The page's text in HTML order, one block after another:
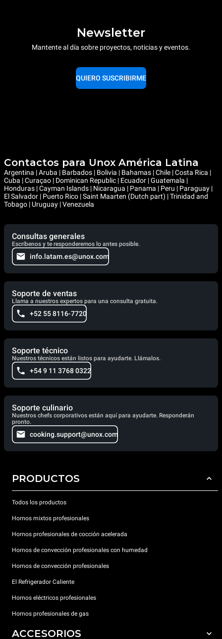
Newsletter
Mantente al día sobre proyectos, noticias y eventos.
QUIERO SUSCRIBIRME
Contactos para Unox América Latina
Argentina | Aruba | Barbados | Bolivia | Bahamas | Chile | Costa Rica |
Cuba | Curaçao | Dominican Republic | Ecuador | Guatemala |
Honduras | Cayman Islands | Nicaragua | Panama | Peru | Paraguay |
El Salvador | Puerto Rico | Saint Maarten (Dutch part) | Trinidad and
Tobago | Uruguay | Venezuela
Consultas generales
Escríbenos y te responderemos lo antes posible.
info.latam.es@unox.com
Soporte de ventas
Llama a nuestros expertos para una consulta gratuita.
+52 55 8116-7720
Soporte técnico
Nuestros técnicos están listos para ayudarte. Llámalos.
+54 9 11 3768 0322
Soporte culinario
Nuestros chefs corporativos están aquí para ayudarte. Responderán
pronto.
cooking.support@unox.com
PRODUCTOS
Todos los productos
Hornos mixtos profesionales
Hornos profesionales de cocción acelerada
Hornos de convección profesionales con humedad
Hornos de convección profesionales
El Refrigerador Caliente
Hornos eléctricos profesionales
Hornos profesionales de gas
ACCESORIOS